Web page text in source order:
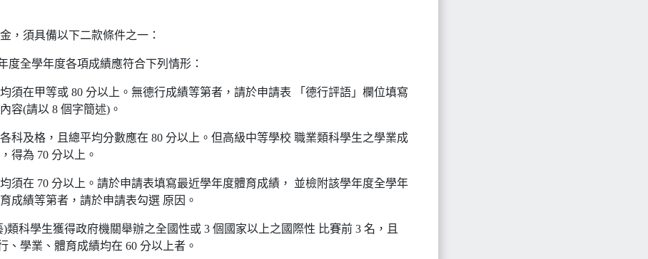
，須具備以下二款條件之一：
度全學年度各項成績應符合下列情形：
須在甲等或 80 分以上。無德行成績等第者，請於申請表 「德行評語」欄位填寫
容(請以 8 個字簡述)。
科及格，且總平均分數應在 80 分以上。但高級中等學校 職業類科學生之學業成
得為 70 分以上。
須在 70 分以上。請於申請表填寫最近學年度體育成績， 並檢附該學年度全學年
成績等第者，請於申請表勾選 原因。
)類科學生獲得政府機關舉辦之全國性或 3 個國家以上之國際性 比賽前 3 名，且
、學業、體育成績均在 60 分以上者。